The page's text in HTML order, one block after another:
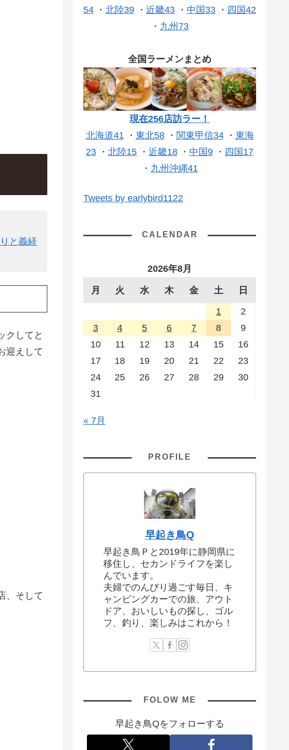
と義経
クしてと
迎えして
、そして
54 ・ 北陸39 ・ 近畿43 ・ 中国33 ・ 四国42
・ 九州73
全国ラーメンまとめ
現在256店訪ラー！
北海道41・ 東北58・ 関東甲信34・ 東海
23 ・ 北陸15 ・ 近畿18 ・ 中国9 ・ 四国17
・ 九州沖縄41
Tweets by earlybird1122
CALENDAR
2026年8月
月 火 水 木 金 土 日
1
2
3
4 5 6 7 8
9
10
11 12 13 14 15
16
17
18 19 20 21 22
23
24
25 26 27 28 29
30
31
« 7月
PROFILE
早起き鳥Q
早起き鳥Ｐと2019年に静岡県に
移住し、セカンドライフを楽し
んでいます。
夫婦でのんびり過ごす毎日、キ
ャンピングカーでの旅、アウト
ドア、おいしいもの探し、ゴル
フ、釣り、楽しみはこれから！
FOLOW ME
早起き鳥Qをフォローする